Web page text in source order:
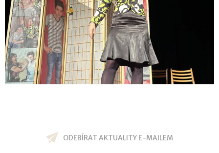
ODEBÍRAT AKTUALITY E-MAILEM